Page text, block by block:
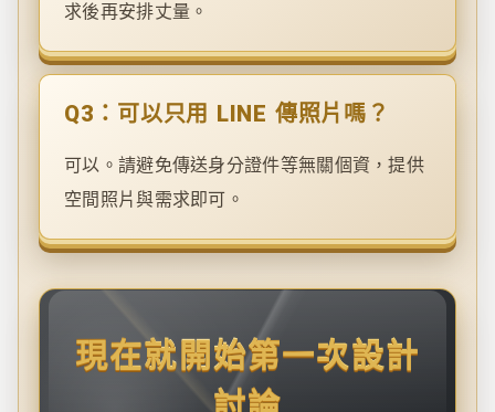
求後再安排丈量。
Q3：可以只用 LINE 傳照片嗎？
可以。請避免傳送身分證件等無關個資，提供
空間照片與需求即可。
現在就開始第一次設計